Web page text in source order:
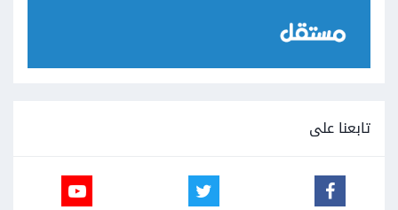
تابعنا على